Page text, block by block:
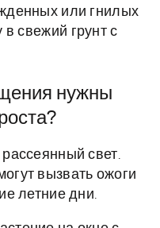
или гнилых
в свежий грунт с
нужны
свет.
вызвать ожоги
летние дни.